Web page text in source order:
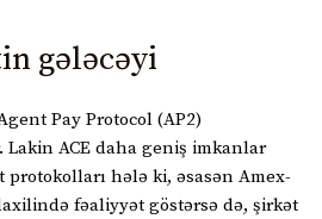
gələcəyi
Pay Protocol (AP2)
ACE daha geniş imkanlar
hələ ki, əsasən Amex-
fəaliyyət göstərsə də, şirkət